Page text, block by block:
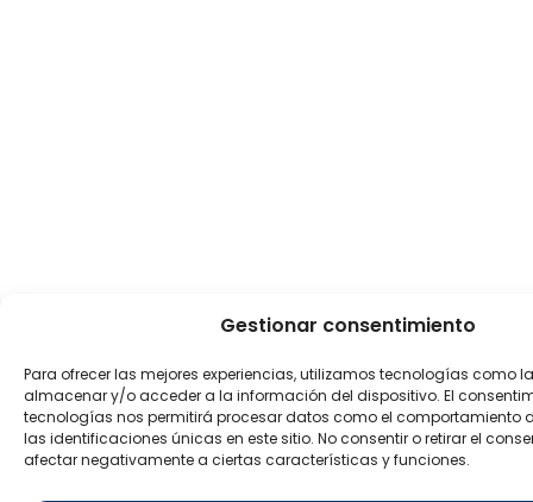
Gestionar consentimiento
Para ofrecer las mejores experiencias, utilizamos tecnologías como
almacenar y/o acceder a la información del dispositivo. El
tecnologías nos permitirá procesar datos como el comportamiento
las identificaciones únicas en este sitio. No consentir o retirar el
afectar negativamente a ciertas características y funciones.